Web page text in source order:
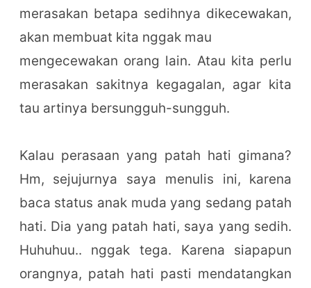
merasakan betapa sedihnya dikecewakan,
akan membuat kita nggak mau
mengecewakan orang lain. Atau kita perlu
merasakan sakitnya kegagalan, agar kita
tau artinya bersungguh-sungguh.
Kalau perasaan yang patah hati gimana?
Hm, sejujurnya saya menulis ini, karena
baca status anak muda yang sedang patah
hati. Dia yang patah hati, saya yang sedih.
Huhuhuu.. nggak tega. Karena siapapun
orangnya, patah hati pasti mendatangkan